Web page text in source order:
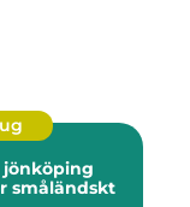
småländskt